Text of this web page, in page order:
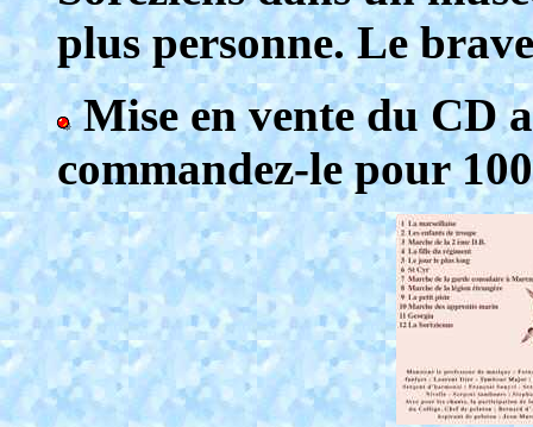
plus personne. Le
Mise en vente du CD
commandez-le pour